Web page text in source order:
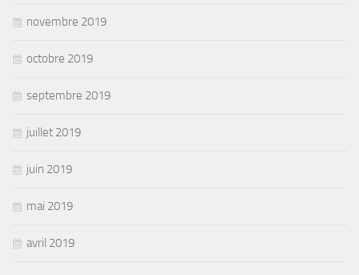
novembre 2019
octobre 2019
septembre 2019
juillet 2019
juin 2019
mai 2019
avril 2019